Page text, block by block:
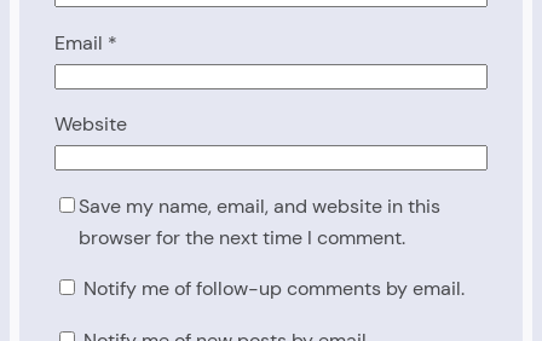
Email *
Website
Save my name, email, and website in this
browser for the next time I comment.
Notify me of follow-up comments by email.